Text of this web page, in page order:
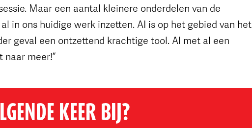
Maar een aantal kleinere onderdelen van de
in ons huidige werk inzetten. AI is op het gebied van het
geval een ontzettend krachtige tool. Al met al een
naar meer!”
KEER BIJ?